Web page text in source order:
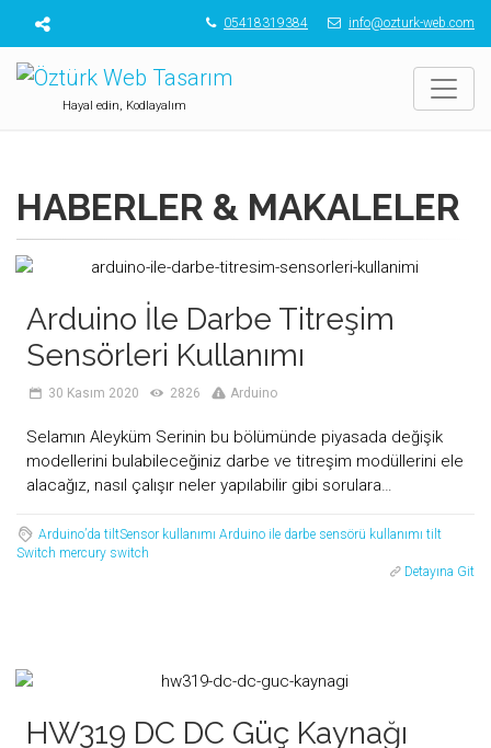
05418319384 info@ozturk-web.com
Hayal edin, Kodlayalım
HABERLER & MAKALELER
Arduino İle Darbe Titreşim
Sensörleri Kullanımı
30 Kasım 2020 2826 Arduino
Selamın Aleyküm Serinin bu bölümünde piyasada değişik
modellerini bulabileceğiniz darbe ve titreşim modüllerini ele
alacağız, nasıl çalışır neler yapılabilir gibi sorulara…
Arduino’da tiltSensor kullanımı Arduino ile darbe sensörü kullanımı tilt
Switch mercury switch
Detayına Git
HW319 DC DC Güç Kaynağı